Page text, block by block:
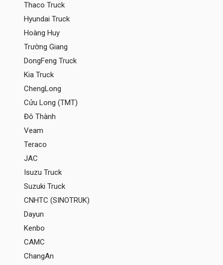
Thaco Truck
Hyundai Truck
Hoàng Huy
Trường Giang
DongFeng Truck
Kia Truck
ChengLong
Cửu Long (TMT)
Đô Thành
Veam
Teraco
JAC
Isuzu Truck
Suzuki Truck
CNHTC (SINOTRUK)
Dayun
Kenbo
CAMC
ChangAn